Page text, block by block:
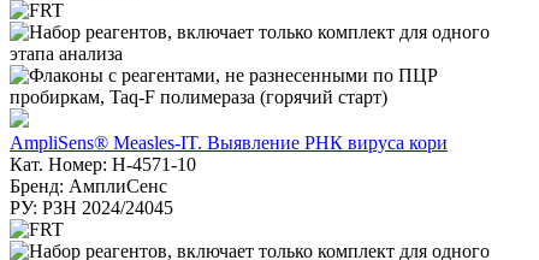
AmpliSens® Measles-IT. Выявление РНК вируса кори
Кат. Номер: H-4571-10
Бренд: АмплиСенс
РУ: РЗН 2024/24045